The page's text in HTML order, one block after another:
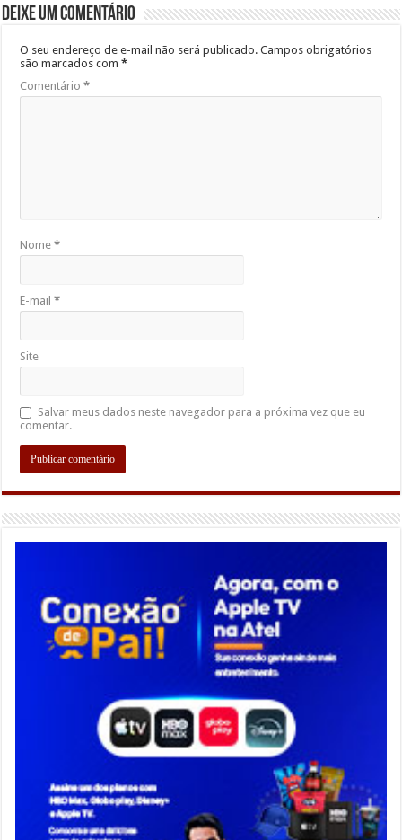
Deixe um comentário
O seu endereço de e-mail não será publicado. Campos obrigatórios
são marcados com*
Comentário*
Nome*
E-mail*
Site
Salvar meus dados neste navegador para a próxima vez que eu
comentar.